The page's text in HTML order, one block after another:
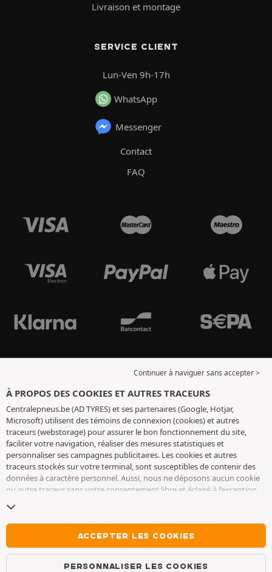
Livraison et montage
SERVICE CLIENT
Lun-Ven 9h-17h
WhatsApp
Messenger
Contact
FAQ
Continuer à naviguer sans accepter >
À PROPOS DES COOKIES ET AUTRES TRACEURS
Centralepneus.be (AD TYRES) et ses partenaires (Google, Hotjar,
Microsoft) utilisent des témoins de connexion (cookies) et autres
traceurs (webstorage) pour assurer le bon fonctionnement du site,
faciliter votre navigation, réaliser des mesures statistiques et
personnaliser ses campagnes publicitaires. Les cookies et autres
traceurs stockés sur votre terminal, sont susceptibles de contenir des
données à caractère personnel. Aussi, nous ne déposons aucun cookie
ou autre traceur sans votre consentement libre et éclairé à l’exception
conservons votre choix pendant 6 mois. Vous pouvez retirer votre
consentement à tout moment en vous rendant sur lapage cookies et
. Vous pouvez choisir de continuer à naviguer sans
accepter le dépôt de cookies ou autres traceurs. Le refus ne fait pas
obstacle à l’accès aux services AD TYRES. Pour plus d’informations, nous
ACCEPTER LES COOKIES
PERSONNALISER LES COOKIES